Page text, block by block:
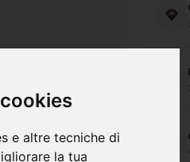
e altre tecniche di
la tua